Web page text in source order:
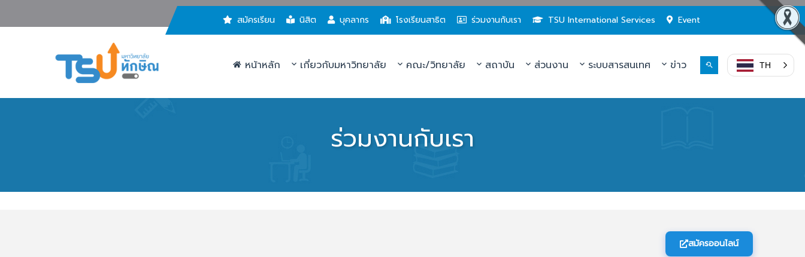
สมัครเรียน นิสิต บุคลากร โรงเรียนสาธิต ร่วมงานกับเรา TSU International Services Event
หน้าหลัก เกี่ยวกับมหาวิทยาลัย คณะ/วิทยาลัย สถาบัน ส่วนงาน ระบบสารสนเทศ ข่าว TH
ร่วมงานกับเรา
สมัครออนไลน์